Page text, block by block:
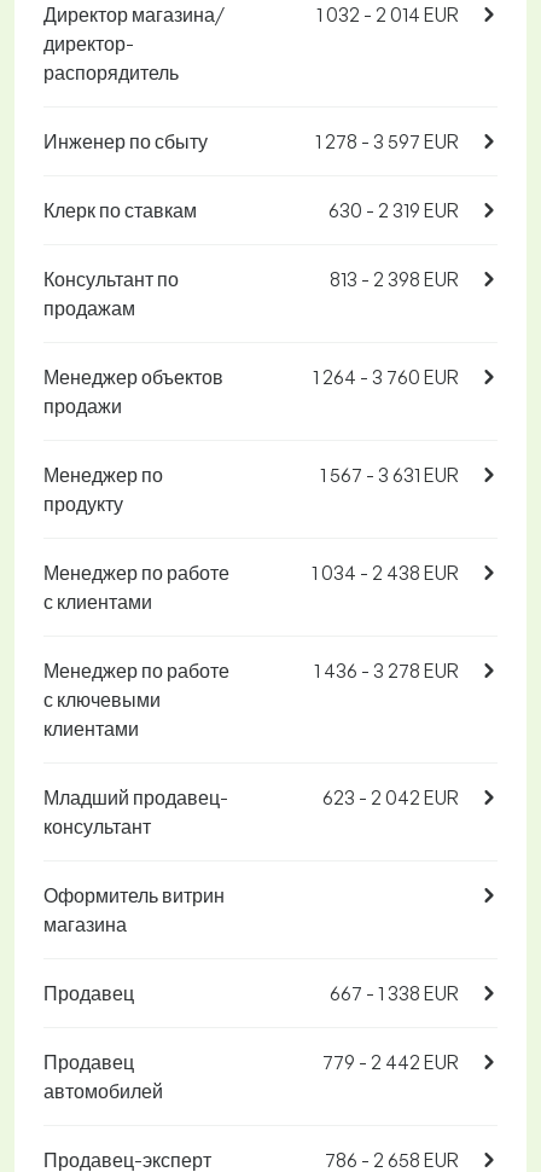
Директор магазина/
директор-
распорядитель
1 032 - 2 014 EUR
Инженер по сбыту 1 278 - 3 597 EUR
Клерк по ставкам 630 - 2 319 EUR
Консультант по
продажам
813 - 2 398 EUR
Менеджер объектов
продажи
1 264 - 3 760 EUR
Менеджер по
продукту
1 567 - 3 631 EUR
Менеджер по работе
с клиентами
1 034 - 2 438 EUR
Менеджер по работе
с ключевыми
клиентами
1 436 - 3 278 EUR
Младший продавец-
консультант
623 - 2 042 EUR
Оформитель витрин
магазина
Продавец 667 - 1 338 EUR
Продавец
автомобилей
779 - 2 442 EUR
Продавец-эксперт 786 - 2 658 EUR